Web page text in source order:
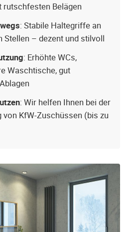
rutschfesten Belägen
: Stabile Haltegriffe an
Stellen – dezent und stilvoll
: Erhöhte WCs,
Waschtische, gut
: Wir helfen Ihnen bei der
von KfW-Zuschüssen (bis zu